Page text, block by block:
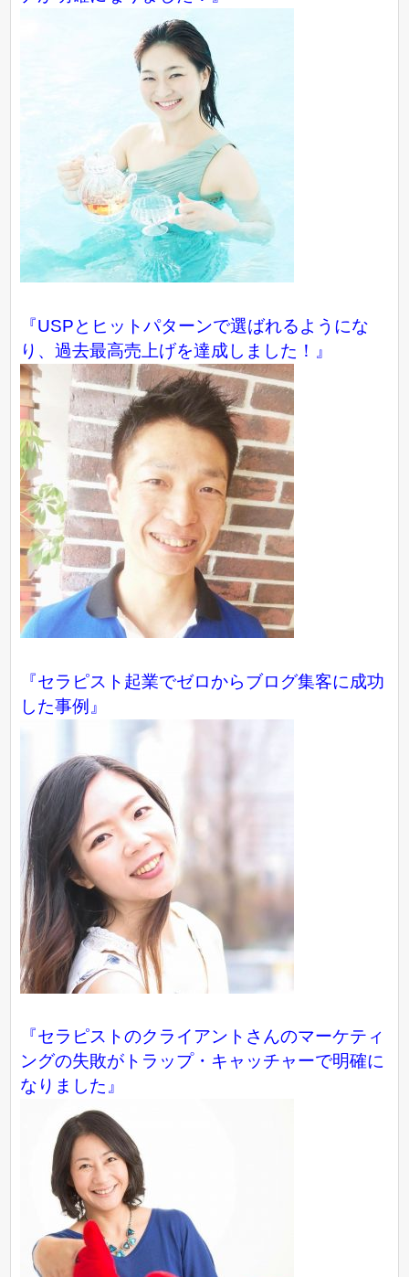
『USPとヒットパターンで選ばれるようにな
り、過去最高売上げを達成しました！』
『セラピスト起業でゼロからブログ集客に成功
した事例 』
『セラピストのクライアントさんのマーケティ
ングの失敗がトラップ・キャッチャーで明確に
なりました』